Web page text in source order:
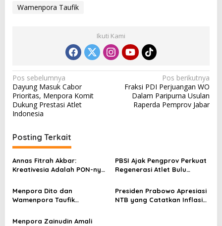
Wamenpora Taufik
Ikuti Kami
N
a
v
i
g
a
s
i
p
o
s
Pos sebelumnya
Dayung Masuk Cabor
Prioritas, Menpora Komit
Dukung Prestasi Atlet
Indonesia
Pos berikutnya
Fraksi PDI Perjuangan WO
Dalam Paripurna Usulan
Raperda Pemprov Jabar
Posting Terkait
Annas Fitrah Akbar:
Kreativesia Adalah PON-nya
PBSI Ajak Pengprov Perkuat
Regenerasi Atlet Bulu
Menpora Dito dan
Wamenpora Taufik
Laga Tenis Internasional
Presiden Prabowo Apresiasi
NTB yang Catatkan Inflasi
Menpora Zainudin Amali